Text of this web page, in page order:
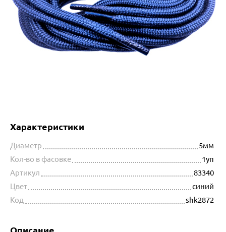
Характеристики
Диаметр
5мм
Кол-во в фасовке
1уп
Артикул
83340
Цвет
синий
Код
shk2872
Описание